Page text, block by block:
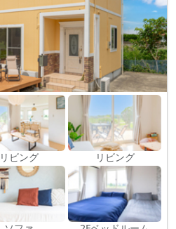
リビング リビング